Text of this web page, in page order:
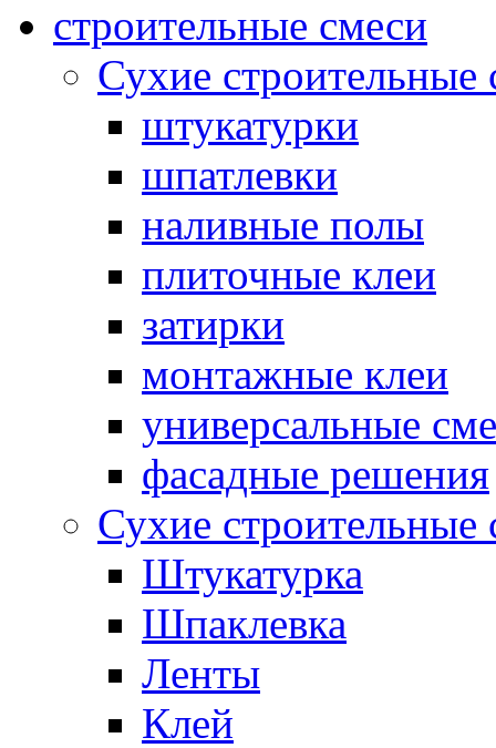
строительные смеси
Сухие строительные
штукатурки
шпатлевки
наливные полы
плиточные клеи
затирки
монтажные клеи
универсальные
фасадные решения
Сухие
Штукатурка
Шпаклевка
Ленты
Клей